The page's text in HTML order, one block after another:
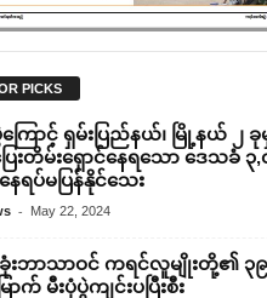
PICKS
ောင့် ရှမ်းပြည်နယ်၊ မြို့နယ် ၂ ခု
းတိမ်းရှောင်နေရသော ဒေသခံ ၃,
ေရပ်မပြန်နိုင်သေး
- May 22, 2024
းဘာသာဝင် ကရင်လူမျိုးတို့၏ ၃၉
ောက် မီးပုံပွဲကျင်းပပြီးစီး